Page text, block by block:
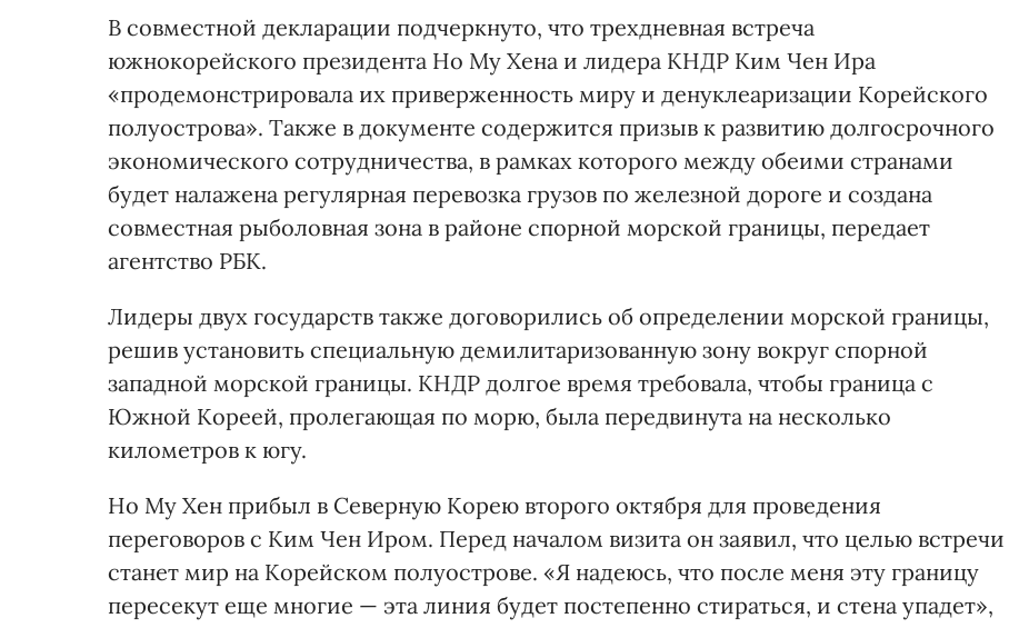
В совместной декларации подчеркнуто, что трехдневная встреча
южнокорейского президента Но Му Хена и лидера КНДР Ким Чен Ира
«продемонстрировала их приверженность миру и денуклеаризации Корейского
полуострова». Также в документе содержится призыв к развитию долгосрочного
экономического сотрудничества, в рамках которого между обеими странами
будет налажена регулярная перевозка грузов по железной дороге и создана
совместная рыболовная зона в районе спорной морской границы, передает
агентство РБК.
Лидеры двух государств также договорились об определении морской границы,
решив установить специальную демилитаризованную зону вокруг спорной
западной морской границы. КНДР долгое время требовала, чтобы граница с
Южной Кореей, пролегающая по морю, была передвинута на несколько
километров к югу.
Но Му Хен прибыл в Северную Корею второго октября для проведения
переговоров с Ким Чен Иром. Перед началом визита он заявил, что целью встречи
станет мир на Корейском полуострове. «Я надеюсь, что после меня эту границу
пересекут еще многие — эта линия будет постепенно стираться, и стена упадет»,